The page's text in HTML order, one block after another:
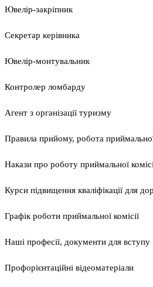
Ювелір-закріпник
Секретар керівника
Ювелір-монтувальник
Контролер ломбарду
Агент з організації туризму
Правила прийому, робота приймальної
Накази про роботу приймальної
Курси підвищення кваліфікації для
Графік роботи приймальної комісії
Наші професії, документи для вступу
Профорієнтаційні відеоматеріали